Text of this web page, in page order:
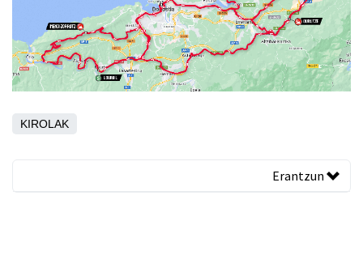
KIROLAK
Erantzun